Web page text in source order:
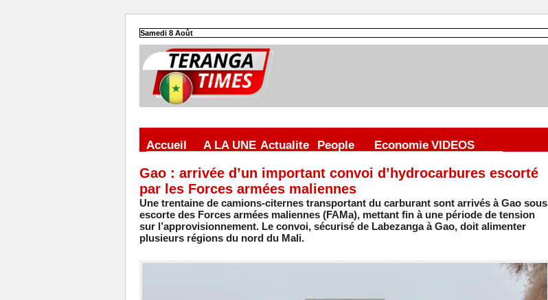
Samedi 8 Août
Accueil A LA UNE Actualite People Economie VIDEOS
Gao : arrivée d’un important convoi d’hydrocarbures escorté
par les Forces armées maliennes
Une trentaine de camions-citernes transportant du carburant sont arrivés à Gao sous
escorte des Forces armées maliennes (FAMa), mettant fin à une période de tension
sur l’approvisionnement. Le convoi, sécurisé de Labezanga à Gao, doit alimenter
plusieurs régions du nord du Mali.